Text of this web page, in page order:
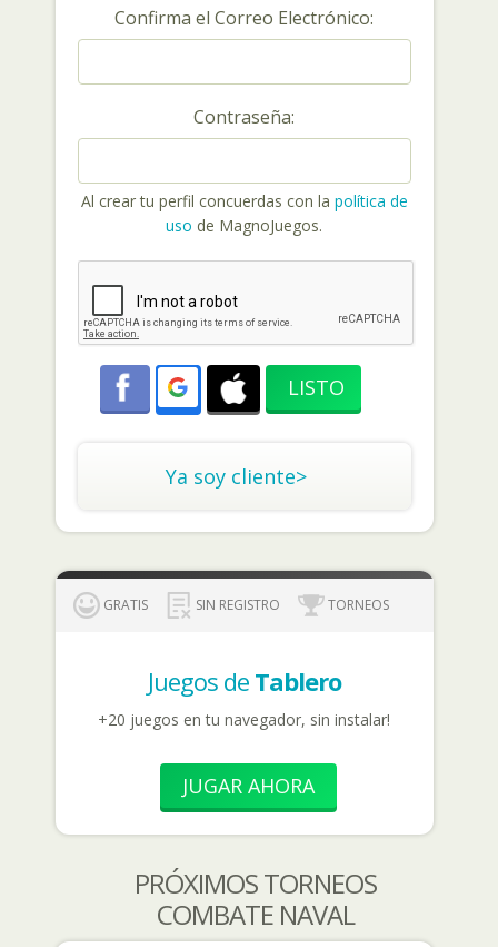
Confirma el Correo Electrónico:
Contraseña:
Al crear tu perfil concuerdas con la política de
uso de MagnoJuegos.
Ya soy cliente>
GRATIS SIN REGISTRO TORNEOS
Juegos de Tablero
+20 juegos en tu navegador, sin instalar!
JUGAR AHORA
PRÓXIMOS TORNEOS
COMBATE NAVAL